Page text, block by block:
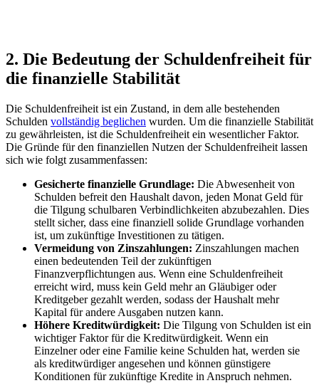
2. Die Bedeutung der Schuldenfreiheit für
die finanzielle Stabilität
Die Schuldenfreiheit ist ein Zustand, in dem alle bestehenden
Schulden vollständig beglichen wurden. Um die finanzielle Stabilität
zu gewährleisten, ist die Schuldenfreiheit ein wesentlicher Faktor.
Die Gründe für den finanziellen Nutzen der Schuldenfreiheit lassen
sich wie folgt zusammenfassen:
Gesicherte finanzielle Grundlage: Die Abwesenheit von
Schulden befreit den Haushalt davon, jeden Monat Geld für
die Tilgung schulbaren Verbindlichkeiten abzubezahlen. Dies
stellt sicher, dass eine finanziell solide Grundlage vorhanden
ist, um zukünftige Investitionen zu tätigen.
Vermeidung von Zinszahlungen: Zinszahlungen machen
einen bedeutenden Teil der zukünftigen
Finanzverpflichtungen aus. Wenn eine Schuldenfreiheit
erreicht wird, muss kein Geld mehr an Gläubiger oder
Kreditgeber gezahlt werden, sodass der Haushalt mehr
Kapital für andere Ausgaben nutzen kann.
Höhere Kreditwürdigkeit: Die Tilgung von Schulden ist ein
wichtiger Faktor für die Kreditwürdigkeit. Wenn ein
Einzelner oder eine Familie keine Schulden hat, werden sie
als kreditwürdiger angesehen und können günstigere
Konditionen für zukünftige Kredite in Anspruch nehmen.